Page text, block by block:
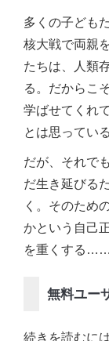
多くの子ども
核大戦で両親
たちは、人類
る。だからこ
学ばせてくれ
とは思っている
だが、それで
だ生き延びる
く。そのため
かという自己
を重くする……
無料ユー
続きを読むに